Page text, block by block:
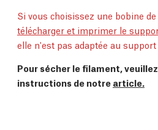
Si vous choisissez une bobine de
télécharger et imprimer le
elle n'est pas adaptée au support
Pour sécher le filament,
instructions de notre article.